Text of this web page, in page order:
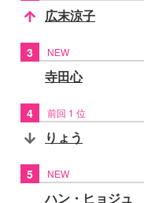
広末涼子
3 NEW
寺田心
4 前回 1 位
りょう
5 NEW
ハン・ヒョジュ